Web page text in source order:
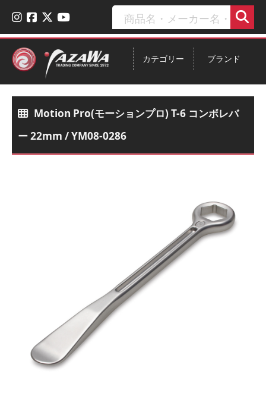
ブランド
カテゴリー
Motion Pro(モーションプロ) T-6 コンボレバ
ー 22mm / YM08-0286